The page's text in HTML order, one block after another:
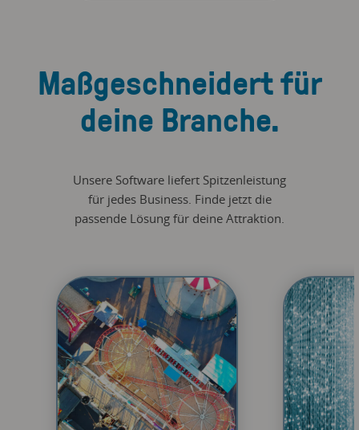
Maßgeschneidert für
deine Branche.
Unsere Software liefert Spitzenleistung
für jedes Business. Finde jetzt die
passende Lösung für deine Attraktion.